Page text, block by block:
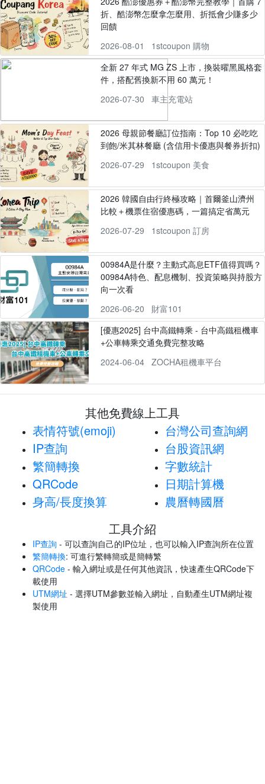
折、酷澎幣怎麼拿怎麼用、折抵會少賺多少
回饋
2026-08-01
1stcoupon 購物
全新 27 年式 MG ZS 上市，換裝曜黑風格套
件，搭配舊換新不用 60 萬元！
2026-07-30
車主充電站
2026 母親節餐廳訂位指南：Top 10 必吃吃
到飽/米其林餐廳 (含信用卡優惠與餐券折扣)
2026-07-29
1stcoupon 美食
2026 韓國自由行終極攻略｜首爾釜山濟州
比較＋機票住宿優惠碼，一篇搞定省萬元
2026-07-29
1stcoupon 訂房
00984A是什麼？主動式高息ETF值得買嗎？
00984A特色、配息機制、投資策略與持股方
向一次看
2026-06-20
財富101
[優惠2025] 台中高鐵轉乘 - 台中高鐵租機車
+公車轉乘交通免費完整攻略
2024-06-04
ZOCHA租機車平台
其他免費線上工具
表情符號(emoji)
IP查詢
繁簡轉換
QRCode
身高/長度換算
台灣公司查詢網
台股資訊網
字數統計
日期計算機
農曆轉國曆
工具介紹
IP查詢 - 可以查詢自己的IP位址，也可以輸入IP查詢所在位置
繁簡轉換: 可進行繁轉簡或是簡轉繁
QRCode - 輸入網址或是任何其他資訊，快速產生QRCode下
載使用
UTM網址 - 選擇UTM參數並輸入網址，自動產生UTM網址複
製使用